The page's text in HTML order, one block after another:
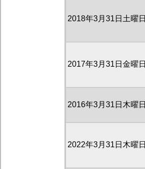
2018年3月31日土曜日
2017年3月31日金曜日
2016年3月31日木曜日
2022年3月31日木曜日